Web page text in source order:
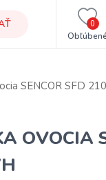
Obľúbené
0
SENCOR SFD
OVOCIA